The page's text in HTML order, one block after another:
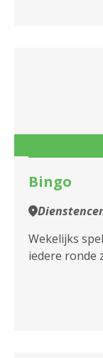
Bingo
Wekelijks
iedere ronde